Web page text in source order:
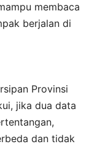
membaca
berjalan di
Provinsi
jika dua data
dan tidak